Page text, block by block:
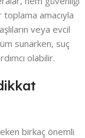
amacıyla
veya evcil
sunarken, suç
olabilir.
birkaç önemli